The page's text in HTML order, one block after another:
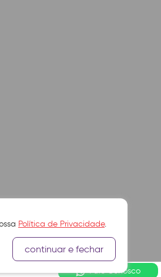
Política de Privacidade.
continuar e fechar
Fale Conosco